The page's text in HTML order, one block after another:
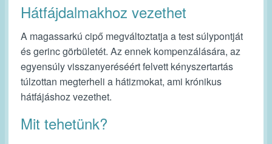
Hátfájdalmakhoz vezethet
A magassarkú cipő megváltoztatja a test súlypontját
és gerinc görbületét. Az ennek kompenzálására, az
egyensúly visszanyeréséért felvett kényszertartás
túlzottan megterheli a hátizmokat, ami krónikus
hátfájáshoz vezethet.
Mit tehetünk?